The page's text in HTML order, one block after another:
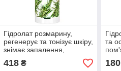
Гідролат розмарину,
регенерує та тонізує шкіру,
знімає запалення,
зволожує волосся, тонік
500 мл
418₴
та
180